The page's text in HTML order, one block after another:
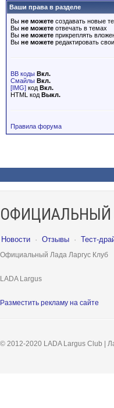
Ваши права в разделе
Вы не можете создавать новые
Вы не можете отвечать в темах
Вы не можете прикреплять
Вы не можете редактировать
BB коды Вкл.
Смайлы Вкл.
[IMG] код Вкл.
HTML код Выкл.
Правила форума
ОФИЦИАЛЬНЫЙ
Новости · Отзывы · Тест-
Официальный Лада Ларгус Клуб
LADA Largus
Разместить рекламу на сайте
© 2012-2020 LADA Largus Club |